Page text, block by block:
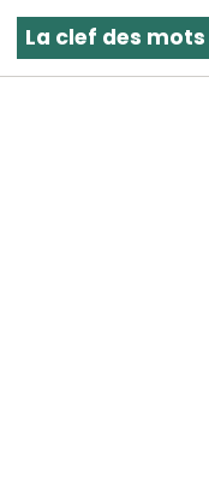
La clef des mots